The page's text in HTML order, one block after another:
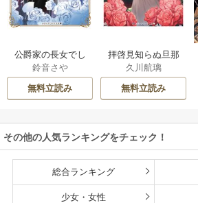
公爵家の長女でし
た
鈴音さや
無料立読み
拝啓見知らぬ旦那
様、離婚していた
だきます
久川航璃
無料立読み
その他の人気ランキングをチェック！
総合ランキング
少女・女性